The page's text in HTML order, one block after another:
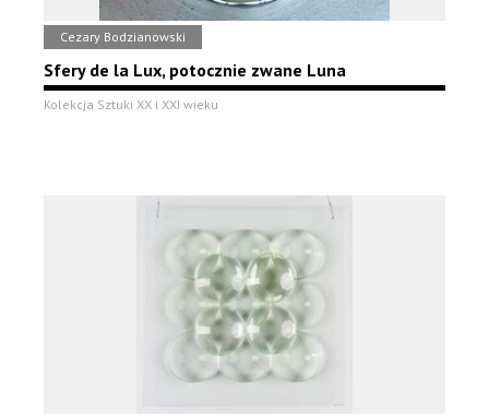
Cezary Bodzianowski
Sfery de la Lux, potocznie zwane Luna
Kolekcja Sztuki XX i XXI wieku